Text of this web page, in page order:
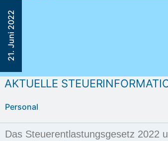
21. Juni 2022
AKTUELLE
Personal
Das Steuerentlastungsgesetz 2022